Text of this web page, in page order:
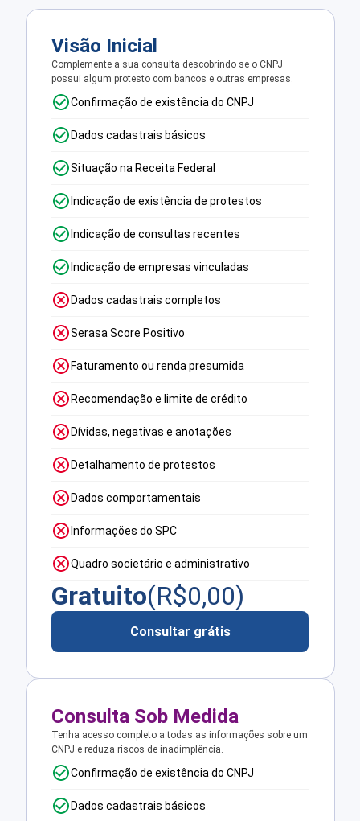
Visão Inicial
Complemente a sua consulta descobrindo se o CNPJ
possui algum protesto com bancos e outras empresas.
Confirmação de existência do CNPJ
Dados cadastrais básicos
Situação na Receita Federal
Indicação de existência de protestos
Indicação de consultas recentes
Indicação de empresas vinculadas
Dados cadastrais completos
Serasa Score Positivo
Faturamento ou renda presumida
Recomendação e limite de crédito
Dívidas, negativas e anotações
Detalhamento de protestos
Dados comportamentais
Informações do SPC
Quadro societário e administrativo
Gratuito(R$0,00)
Consultar grátis
Consulta Sob Medida
Tenha acesso completo a todas as informações sobre um
CNPJ e reduza riscos de inadimplência.
Confirmação de existência do CNPJ
Dados cadastrais básicos